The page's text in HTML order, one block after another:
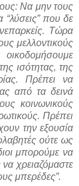
Να μην τους
“λύσεις” που δε
Τώρα
μελλοντικούς
οικοδομήσουμε
ισότητας, της
Πρέπει να
από τα δεινά
κοινωνικούς
Πρέπει
την εξουσία
ούτε ως
μπορούμε να
χρειαζόμαστε
μπερέδες”.